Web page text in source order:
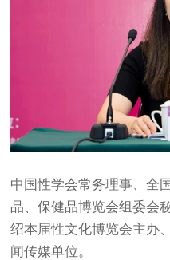
中国性学会常务理事、全
品、保健品博览会组委会
绍本届性文化博览会主办
闻传媒单位。